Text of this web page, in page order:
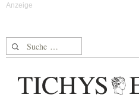
Suche nach: